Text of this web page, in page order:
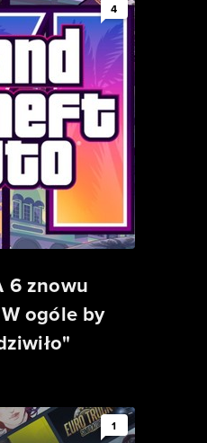
4
6 znowu
ogóle by
1